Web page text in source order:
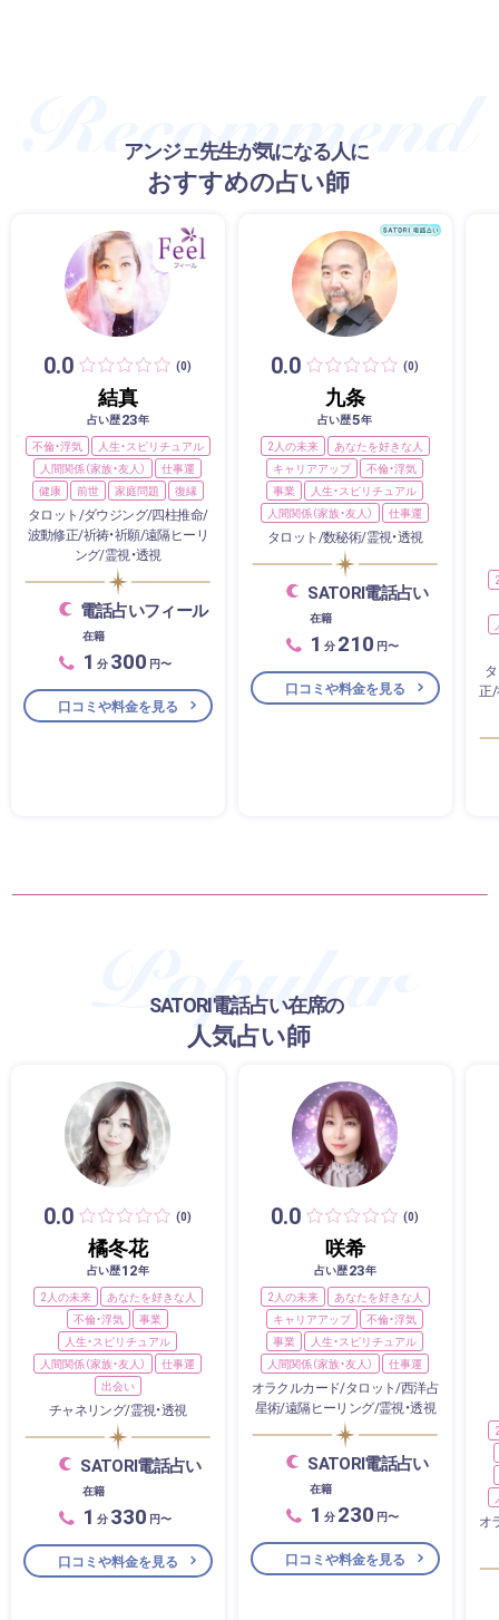
アンジェ先生が気になる人に
おすすめの占い師
0.0 (0)
結真
占い歴23年
不倫・浮気
人生・スピリチュアル
人間関係（家族・友人）
仕事運
健康
前世 家庭問題 復縁
タロット/ダウジング/四柱推命/
波動修正/祈祷・祈願/遠隔ヒーリ
ング/霊視・透視
電話占いフィール
在籍
1 分 300 円〜
口コミや料金を見る
0.0 (0)
九条
占い歴5年
2人の未来
あなたを好きな人
キャリアアップ
不倫・浮気
事業
人生・スピリチュアル
人間関係（家族・友人）
仕事運
タロット/数秘術/霊視・透視
SATORI電話占い
在籍
1 分 210 円〜
口コミや料金を見る
正/
SATORI電話占い在席の
人気占い師
0.0 (0)
橘冬花
占い歴12年
2人の未来
あなたを好きな人
不倫・浮気
事業
人生・スピリチュアル
人間関係（家族・友人）
仕事運
出会い
チャネリング/霊視・透視
SATORI電話占い
在籍
1 分 330 円〜
口コミや料金を見る
0.0 (0)
咲希
占い歴23年
2人の未来
あなたを好きな人
キャリアアップ
不倫・浮気
事業
人生・スピリチュアル
人間関係（家族・友人）
仕事運
オラクルカード/タロット/西洋占
星術/遠隔ヒーリング/霊視・透視
SATORI電話占い
在籍
1 分 230 円〜
口コミや料金を見る
オ